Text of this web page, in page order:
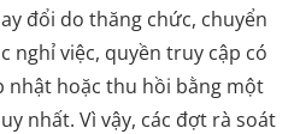
đổi do thăng chức, chuyển
nghỉ việc, quyền truy cập có
nhật hoặc thu hồi bằng một
nhất. Vì vậy, các đợt rà soát